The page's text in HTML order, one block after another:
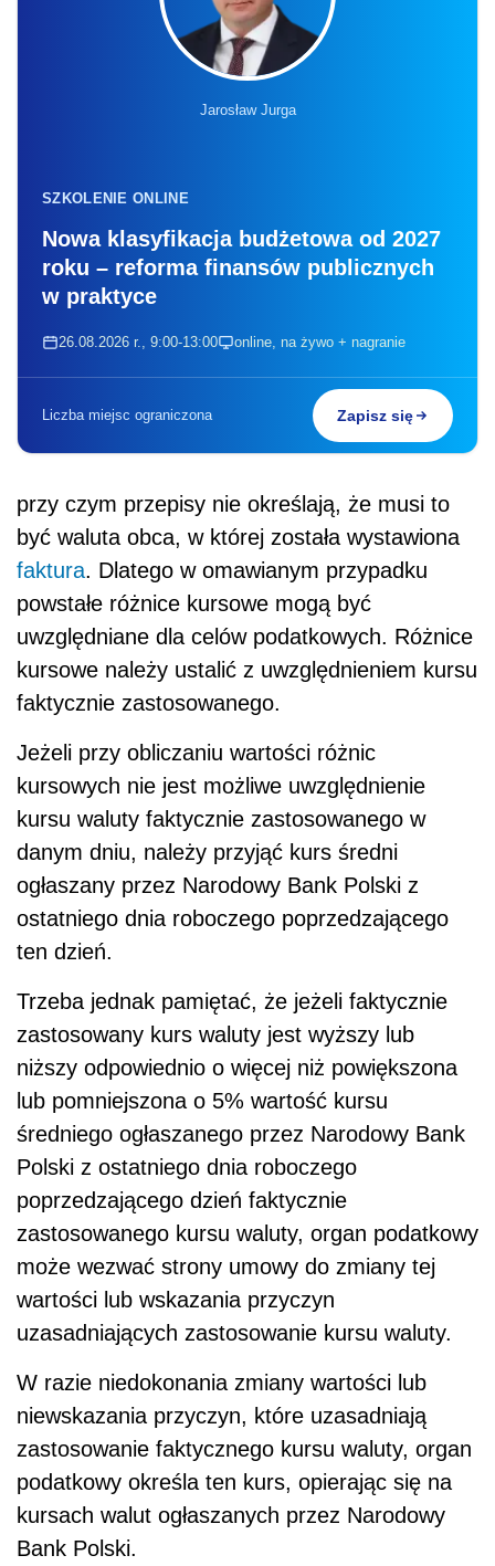
Jarosław Jurga
SZKOLENIE ONLINE
Nowa klasyfikacja budżetowa od 2027
roku – reforma finansów publicznych
w praktyce
26.08.2026 r., 9:00-13:00 online, na żywo + nagranie
Liczba miejsc ograniczona Zapisz się
przy czym przepisy nie określają, że musi to
być waluta obca, w której została wystawiona
faktura. Dlatego w omawianym przypadku
powstałe różnice kursowe mogą być
uwzględniane dla celów podatkowych. Różnice
kursowe należy ustalić z uwzględnieniem kursu
faktycznie zastosowanego.
Jeżeli przy obliczaniu wartości różnic
kursowych nie jest możliwe uwzględnienie
kursu waluty faktycznie zastosowanego w
danym dniu, należy przyjąć kurs średni
ogłaszany przez Narodowy Bank Polski z
ostatniego dnia roboczego poprzedzającego
ten dzień.
Trzeba jednak pamiętać, że jeżeli faktycznie
zastosowany kurs waluty jest wyższy lub
niższy odpowiednio o więcej niż powiększona
lub pomniejszona o 5% wartość kursu
średniego ogłaszanego przez Narodowy Bank
Polski z ostatniego dnia roboczego
poprzedzającego dzień faktycznie
zastosowanego kursu waluty, organ podatkowy
może wezwać strony umowy do zmiany tej
wartości lub wskazania przyczyn
uzasadniających zastosowanie kursu waluty.
W razie niedokonania zmiany wartości lub
niewskazania przyczyn, które uzasadniają
zastosowanie faktycznego kursu waluty, organ
podatkowy określa ten kurs, opierając się na
kursach walut ogłaszanych przez Narodowy
Bank Polski.